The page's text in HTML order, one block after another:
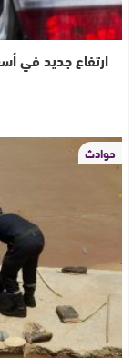
حوادث